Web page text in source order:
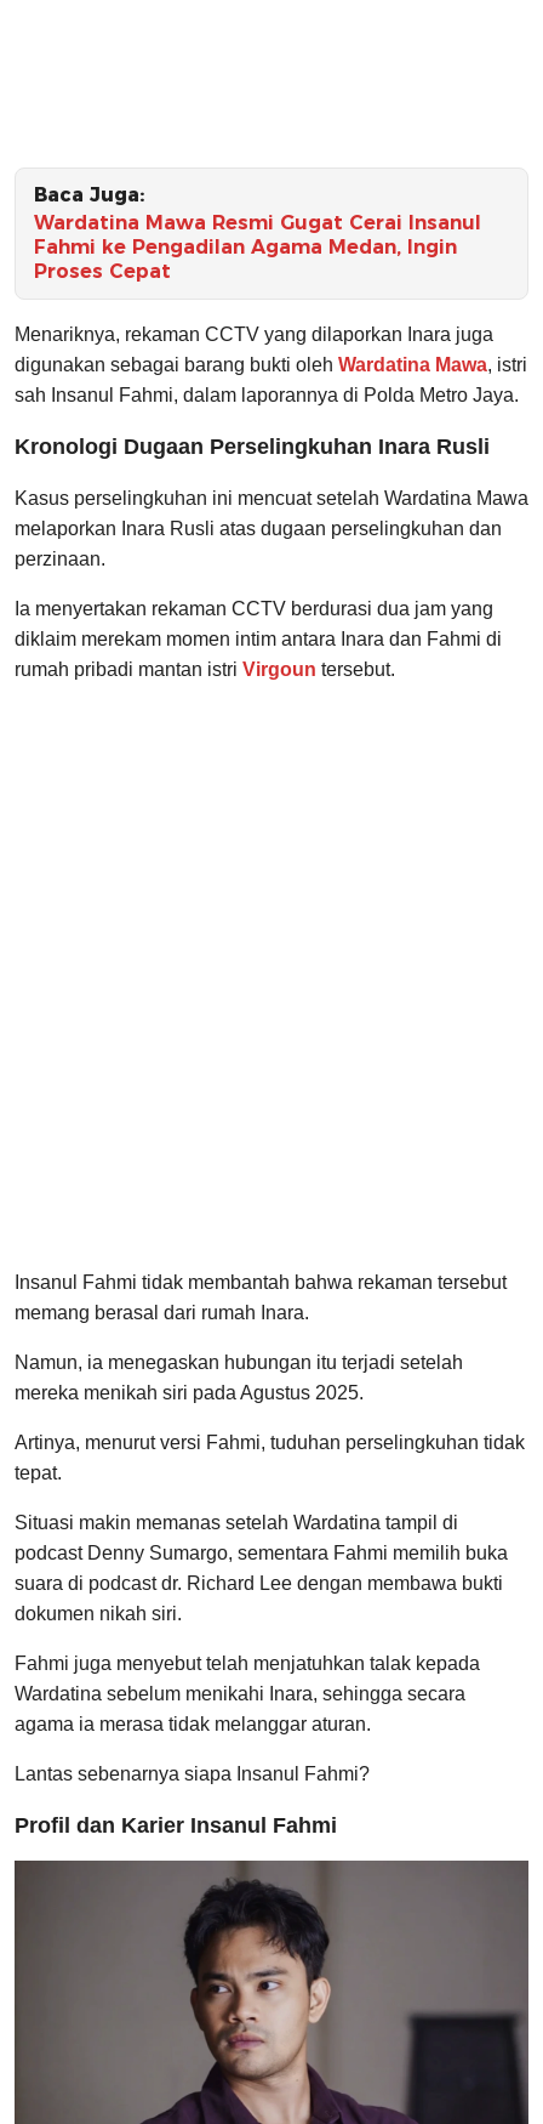
Baca Juga:
Wardatina Mawa Resmi Gugat Cerai Insanul
Fahmi ke Pengadilan Agama Medan, Ingin
Proses Cepat
Menariknya, rekaman CCTV yang dilaporkan Inara juga
digunakan sebagai barang bukti oleh Wardatina Mawa, istri
sah Insanul Fahmi, dalam laporannya di Polda Metro Jaya.
Kronologi Dugaan Perselingkuhan Inara Rusli
Kasus perselingkuhan ini mencuat setelah Wardatina Mawa
melaporkan Inara Rusli atas dugaan perselingkuhan dan
perzinaan.
Ia menyertakan rekaman CCTV berdurasi dua jam yang
diklaim merekam momen intim antara Inara dan Fahmi di
rumah pribadi mantan istri Virgoun tersebut.
Insanul Fahmi tidak membantah bahwa rekaman tersebut
memang berasal dari rumah Inara.
Namun, ia menegaskan hubungan itu terjadi setelah
mereka menikah siri pada Agustus 2025.
Artinya, menurut versi Fahmi, tuduhan perselingkuhan tidak
tepat.
Situasi makin memanas setelah Wardatina tampil di
podcast Denny Sumargo, sementara Fahmi memilih buka
suara di podcast dr. Richard Lee dengan membawa bukti
dokumen nikah siri.
Fahmi juga menyebut telah menjatuhkan talak kepada
Wardatina sebelum menikahi Inara, sehingga secara
agama ia merasa tidak melanggar aturan.
Lantas sebenarnya siapa Insanul Fahmi?
Profil dan Karier Insanul Fahmi